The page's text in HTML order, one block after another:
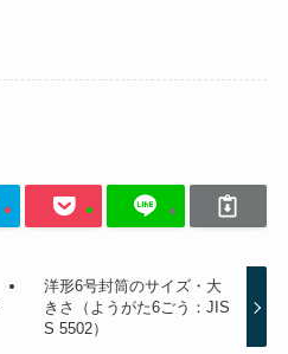
洋形6号封筒のサイズ・大
きさ（ようがた6ごう：JIS
S 5502）